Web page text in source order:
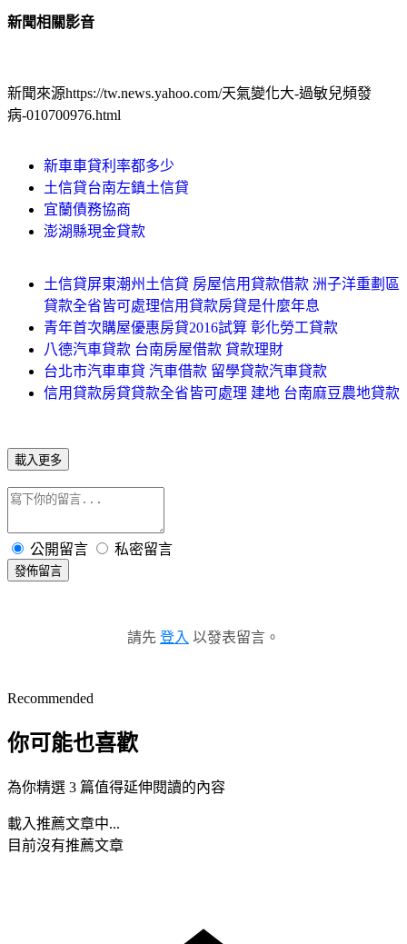
新聞相關影音
新聞來源https://tw.news.yahoo.com/天氣變化大-過敏兒頻發
病-010700976.html
新車車貸利率都多少
土信貸台南左鎮土信貸
宜蘭債務協商
澎湖縣現金貸款
土信貸屏東潮州土信貸 房屋信用貸款借款 洲子洋重劃區
貸款全省皆可處理信用貸款房貸是什麼年息
青年首次購屋優惠房貸2016試算 彰化勞工貸款
八德汽車貸款 台南房屋借款 貸款理財
台北市汽車車貸 汽車借款 留學貸款汽車貸款
信用貸款房貸貸款全省皆可處理 建地 台南麻豆農地貸款
載入更多
公開留言 私密留言
發佈留言
請先 登入 以發表留言。
Recommended
你可能也喜歡
為你精選 3 篇值得延伸閱讀的內容
載入推薦文章中...
目前沒有推薦文章